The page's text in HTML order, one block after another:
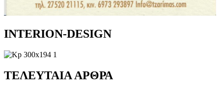
INTERION-DESIGN
ΤΕΛΕΥΤΑΙΑ ΑΡΘΡΑ